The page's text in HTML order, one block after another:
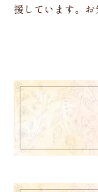
援しています。お